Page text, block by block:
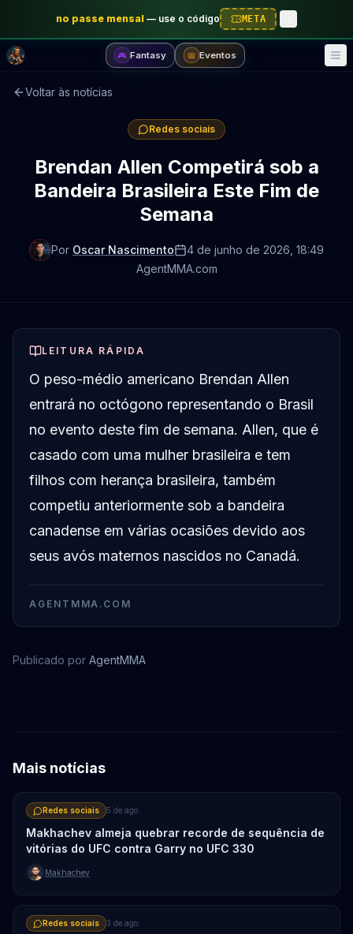
no passe mensal — use o código META
🎮 Fantasy 📅 Eventos
Voltar às notícias
Redes sociais
Brendan Allen Competirá sob a
Bandeira Brasileira Este Fim de
Semana
Por Oscar Nascimento 4 de junho de 2026 , 18:49
AgentMMA.com
LEITURA RÁPIDA
O peso-médio americano Brendan Allen
entrará no octógono representando o Brasil
no evento deste fim de semana. Allen, que é
casado com uma mulher brasileira e tem
filhos com herança brasileira, também
competiu anteriormente sob a bandeira
canadense em várias ocasiões devido aos
seus avós maternos nascidos no Canadá.
AGENTMMA.COM
Publicado por AgentMMA
Mais notícias
Redes sociais 5 de ago.
Makhachev almeja quebrar recorde de sequência de
vitórias do UFC contra Garry no UFC 330
Makhachev
Redes sociais 3 de ago.